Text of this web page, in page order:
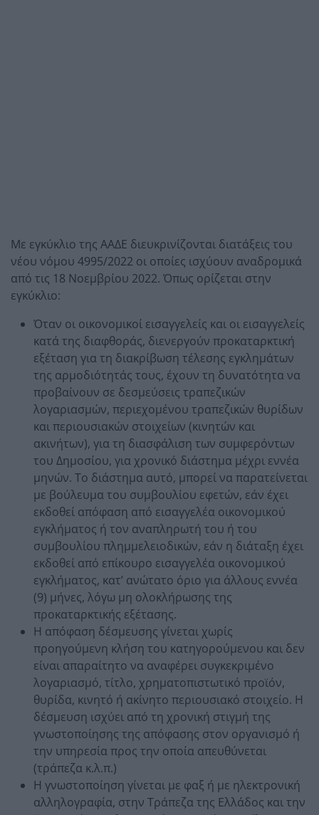
Με εγκύκλιο της ΑΑΔΕ διευκρινίζονται διατάξεις του
νέου νόμου 4995/2022 οι οποίες ισχύουν αναδρομικά
από τις 18 Νοεμβρίου 2022. Όπως ορίζεται στην
εγκύκλιο:
Όταν οι οικονομικοί εισαγγελείς και οι εισαγγελείς
κατά της διαφθοράς, διενεργούν προκαταρκτική
εξέταση για τη διακρίβωση τέλεσης εγκλημάτων
της αρμοδιότητάς τους, έχουν τη δυνατότητα να
προβαίνουν σε δεσμεύσεις τραπεζικών
λογαριασμών, περιεχομένου τραπεζικών θυρίδων
και περιουσιακών στοιχείων (κινητών και
ακινήτων), για τη διασφάλιση των συμφερόντων
του Δημοσίου, για χρονικό διάστημα μέχρι εννέα
μηνών. Το διάστημα αυτό, μπορεί να παρατείνεται
με βούλευμα του συμβουλίου εφετών, εάν έχει
εκδοθεί απόφαση από εισαγγελέα οικονομικού
εγκλήματος ή τον αναπληρωτή του ή του
συμβουλίου πλημμελειοδικών, εάν η διάταξη έχει
εκδοθεί από επίκουρο εισαγγελέα οικονομικού
εγκλήματος, κατ’ ανώτατο όριο για άλλους εννέα
(9) μήνες, λόγω μη ολοκλήρωσης της
προκαταρκτικής εξέτασης.
Η απόφαση δέσμευσης γίνεται χωρίς
προηγούμενη κλήση του κατηγορούμενου και δεν
είναι απαραίτητο να αναφέρει συγκεκριμένο
λογαριασμό, τίτλο, χρηματοπιστωτικό προϊόν,
θυρίδα, κινητό ή ακίνητο περιουσιακό στοιχείο. Η
δέσμευση ισχύει από τη χρονική στιγμή της
γνωστοποίησης της απόφασης στον οργανισμό ή
την υπηρεσία προς την οποία απευθύνεται
(τράπεζα κ.λ.π.)
Η γνωστοποίηση γίνεται με φαξ ή με ηλεκτρονική
αλληλογραφία, στην Τράπεζα της Ελλάδος και την